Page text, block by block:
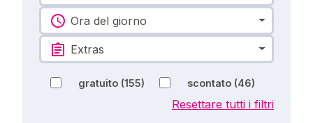
Ora del giorno
Extras
gratuito (155) scontato (46)
Resettare tutti i filtri